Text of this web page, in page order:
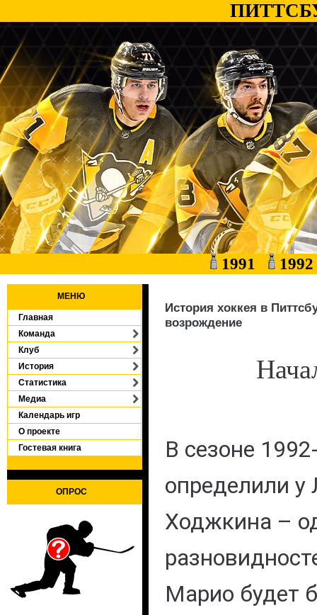
1991
МЕНЮ
Главная
Команда
Клуб
История
Статистика
Медиа
Календарь игр
О проекте
Гостевая книга
ОПРОС
История хоккея в
возрождение
В сезоне
определили у
Ходжкина –
Марио будет